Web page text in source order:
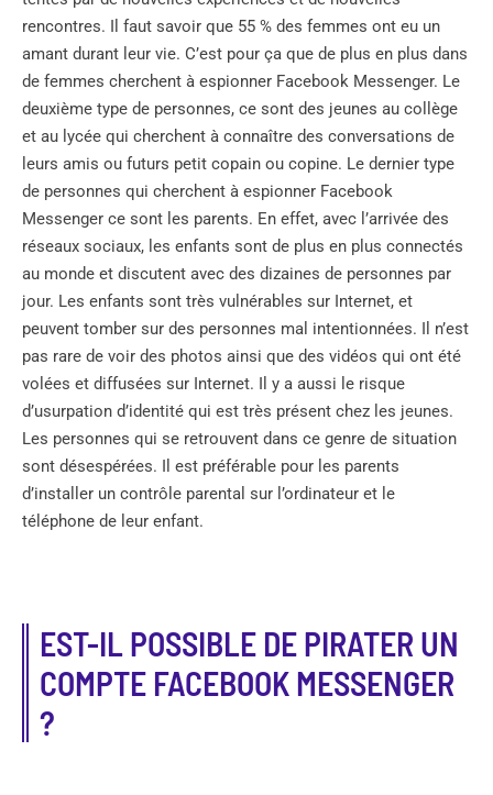
rencontres. Il faut savoir que 55 % des femmes ont eu un
amant durant leur vie. C’est pour ça que de plus en plus dans
de femmes cherchent à espionner Facebook Messenger. Le
deuxième type de personnes, ce sont des jeunes au collège
et au lycée qui cherchent à connaître des conversations de
leurs amis ou futurs petit copain ou copine. Le dernier type
de personnes qui cherchent à espionner Facebook
Messenger ce sont les parents. En effet, avec l’arrivée des
réseaux sociaux, les enfants sont de plus en plus connectés
au monde et discutent avec des dizaines de personnes par
jour. Les enfants sont très vulnérables sur Internet, et
peuvent tomber sur des personnes mal intentionnées. Il n’est
pas rare de voir des photos ainsi que des vidéos qui ont été
volées et diffusées sur Internet. Il y a aussi le risque
d’usurpation d’identité qui est très présent chez les jeunes.
Les personnes qui se retrouvent dans ce genre de situation
sont désespérées. Il est préférable pour les parents
d’installer un contrôle parental sur l’ordinateur et le
téléphone de leur enfant.
EST-IL POSSIBLE DE PIRATER UN
COMPTE FACEBOOK MESSENGER
?